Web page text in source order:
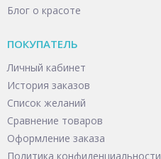
Блог о красоте
ПОКУПАТЕЛЬ
Личный кабинет
История заказов
Список желаний
Сравнение товаров
Оформление заказа
Политика конфиденциальности